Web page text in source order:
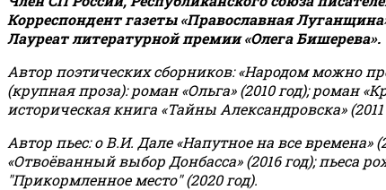
Корреспондент газеты «Православная
Лауреат литературной премии «Олега Бишерева».
Автор поэтических сборников: «Народом можно
(крупная проза): роман «Ольга» (2010 год); роман
историческая книга «Тайны Александровска»
Автор пьес: о В.И. Дале «Напутное на все времена»
«Отвоёванный выбор Донбасса» (2016 год); пьеса
"Прикормленное место" (2020 год).